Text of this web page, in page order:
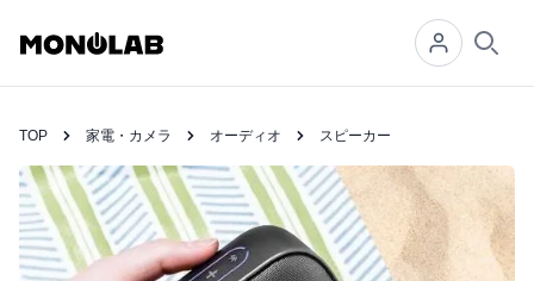
TOP 家電・カメラ オーディオ スピーカー